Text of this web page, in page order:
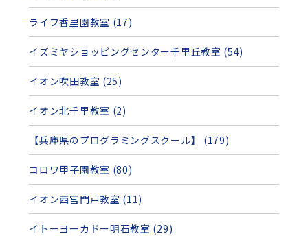
ライフ香里園教室 (17)
イズミヤショッピングセンター千里丘教室 (54)
イオン吹田教室 (25)
イオン北千里教室 (2)
【兵庫県のプログラミングスクール】 (179)
コロワ甲子園教室 (80)
イオン西宮門戸教室 (11)
イトーヨーカドー明石教室 (29)